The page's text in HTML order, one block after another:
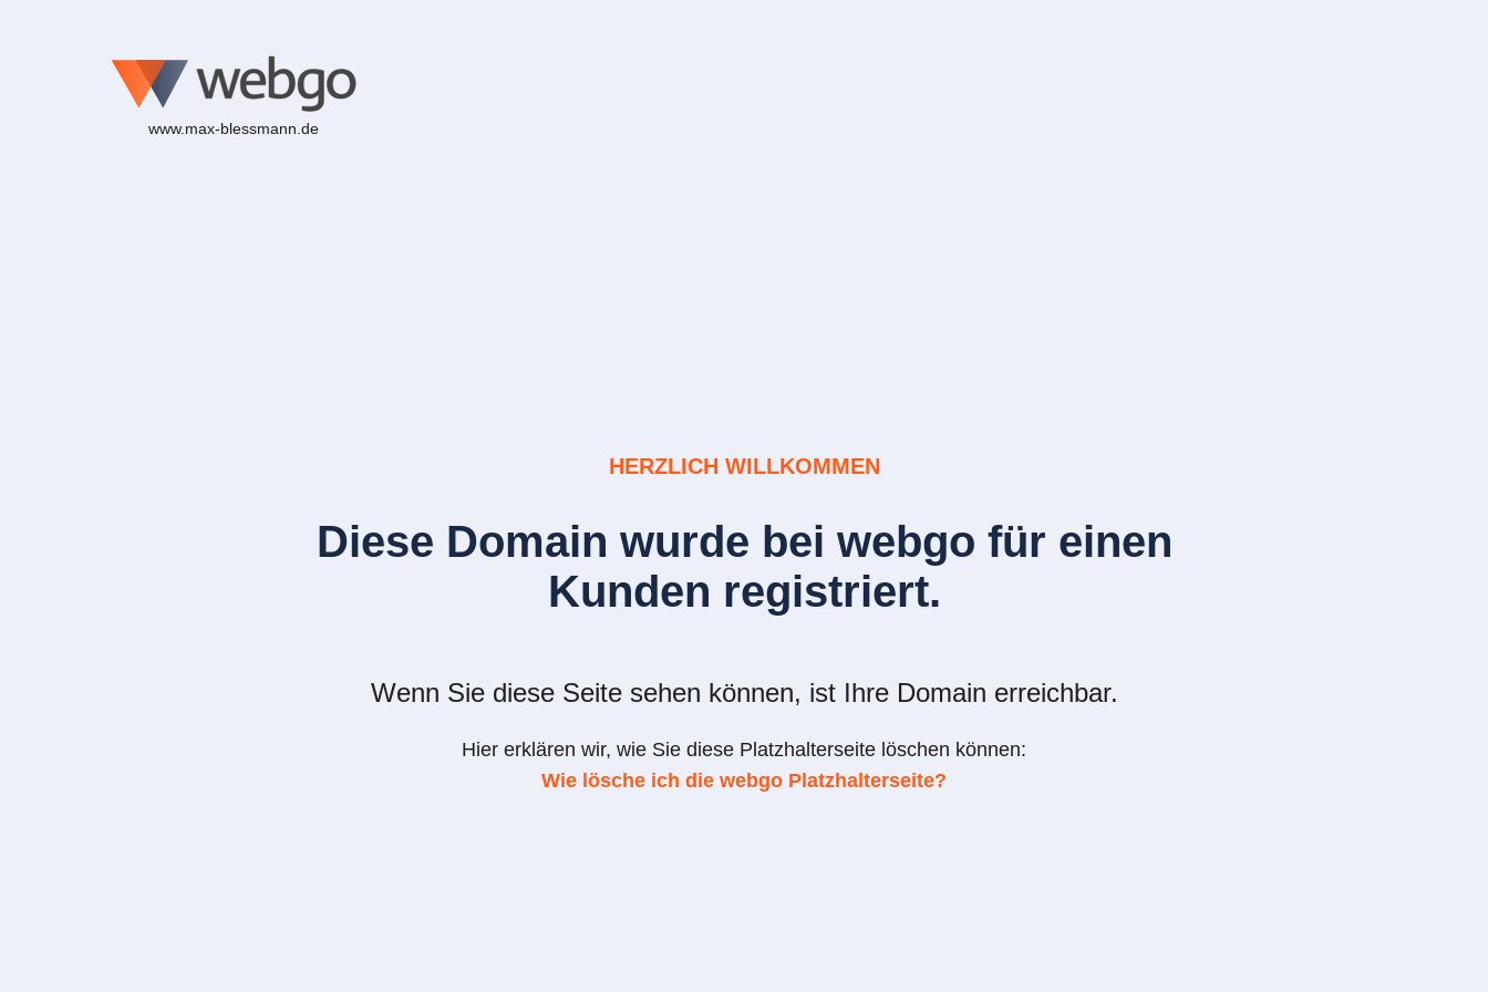
www.max-blessmann.de
HERZLICH WILLKOMMEN
Diese Domain wurde bei webgo für einen
Kunden registriert.
Wenn Sie diese Seite sehen können, ist Ihre Domain erreichbar.
Hier erklären wir, wie Sie diese Platzhalterseite löschen können:
Wie lösche ich die webgo Platzhalterseite?